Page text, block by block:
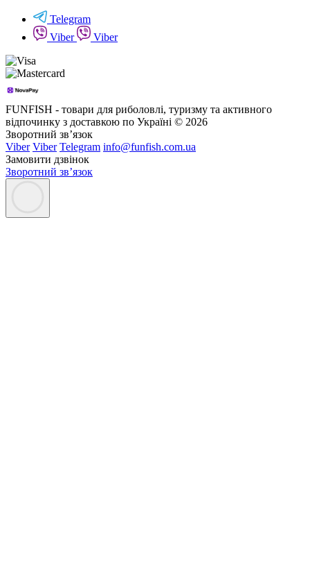
Telegram
Viber
Viber
FUNFISH - товари для риболовлі, туризму та активного
відпочинку з доставкою по Україні © 2026
Зворотний зв’язок
Viber Viber Telegram info@funfish.com.ua
Замовити дзвінок
Зворотний зв’язок